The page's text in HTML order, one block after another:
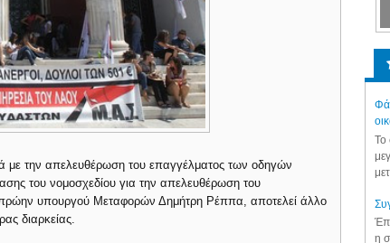
με την απελευθέρωση του επαγγέλματος των οδηγών
του νομοσχεδίου για την απελευθέρωση του
υπουργού Μεταφορών Δημήτρη Ρέππα, αποτελεί άλλο
διαρκείας.
Το
η